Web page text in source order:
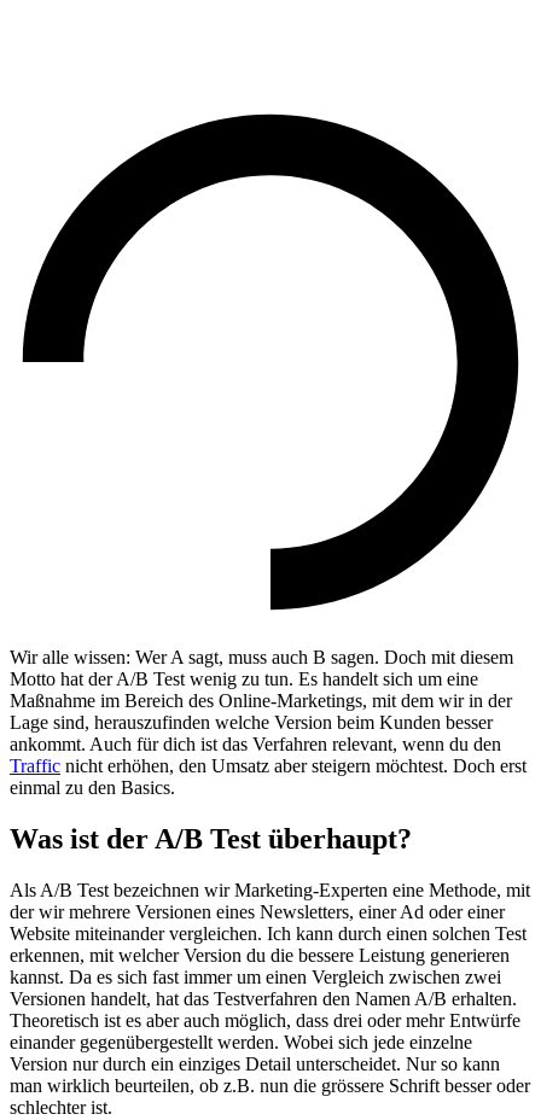
Wir alle wissen: Wer A sagt, muss auch B sagen. Doch mit diesem
Motto hat der A/B Test wenig zu tun. Es handelt sich um eine
Maßnahme im Bereich des Online-Marketings, mit dem wir in der
Lage sind, herauszufinden welche Version beim Kunden besser
ankommt. Auch für dich ist das Verfahren relevant, wenn du den
Traffic nicht erhöhen, den Umsatz aber steigern möchtest. Doch erst
einmal zu den Basics.
Was ist der A/B Test überhaupt?
Als A/B Test bezeichnen wir Marketing-Experten eine Methode, mit
der wir mehrere Versionen eines Newsletters, einer Ad oder einer
Website miteinander vergleichen. Ich kann durch einen solchen Test
erkennen, mit welcher Version du die bessere Leistung generieren
kannst. Da es sich fast immer um einen Vergleich zwischen zwei
Versionen handelt, hat das Testverfahren den Namen A/B erhalten.
Theoretisch ist es aber auch möglich, dass drei oder mehr Entwürfe
einander gegenübergestellt werden. Wobei sich jede einzelne
Version nur durch ein einziges Detail unterscheidet. Nur so kann
man wirklich beurteilen, ob z.B. nun die grössere Schrift besser oder
schlechter ist.